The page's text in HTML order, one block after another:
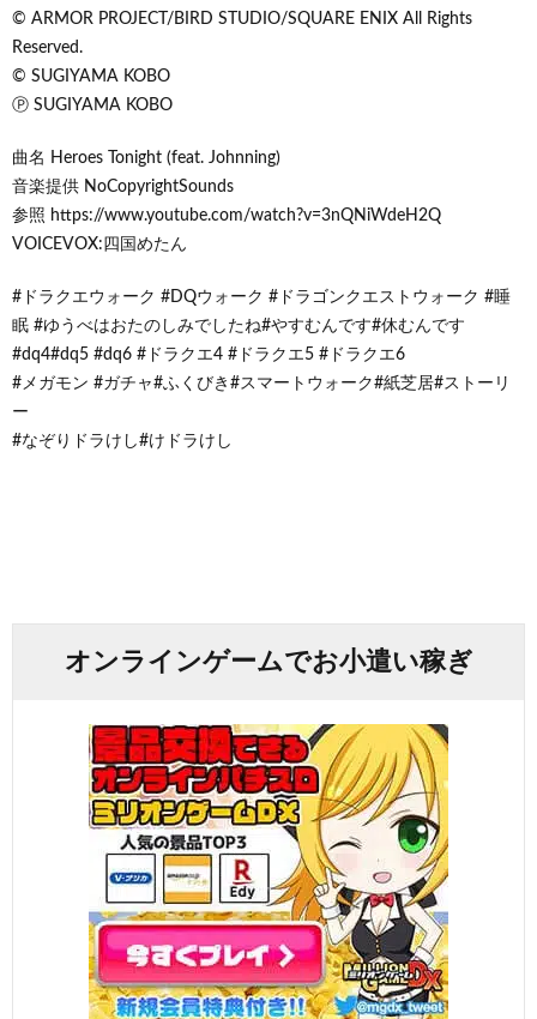
© ARMOR PROJECT/BIRD STUDIO/SQUARE ENIX All Rights
Reserved.
© SUGIYAMA KOBO
Ⓟ SUGIYAMA KOBO
曲名 Heroes Tonight (feat. Johnning)
音楽提供 NoCopyrightSounds
参照 https://www.youtube.com/watch?v=3nQNiWdeH2Q
VOICEVOX:四国めたん
#ドラクエウォーク #DQウォーク #ドラゴンクエストウォーク #睡
眠 #ゆうべはおたのしみでしたね#やすむんです#休むんです
#dq4#dq5 #dq6 #ドラクエ4 #ドラクエ5 #ドラクエ6
#メガモン #ガチャ#ふくびき#スマートウォーク#紙芝居#ストーリ
ー
#なぞりドラけし#けドラけし
オンラインゲームでお小遣い稼ぎ